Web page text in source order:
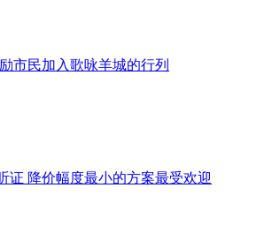
市民加入歌咏羊城的行列
证 降价幅度最小的方案最受欢迎